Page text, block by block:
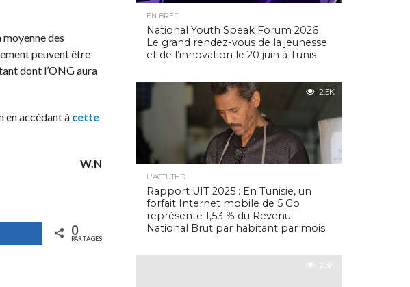
des
peuvent être
dont l’ONG aura
en accédant à cette
W.N
0
PARTAGES
EN BREF
National Youth Speak Forum 2026 :
Le grand rendez-vous de la jeunesse
et de l’innovation le 20 juin à Tunis
2.5K
L'ACTUTHD
Rapport UIT 2025 : En Tunisie, un
forfait Internet mobile de 5 Go
représente 1,53 % du Revenu
National Brut par habitant par mois
2.5K